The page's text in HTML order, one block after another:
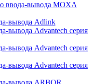
ввода-вывода MOXA
вывода Adlink
вывода Advantech серия
вывода Advantech серия
вывода Advantech серия
вывода ARBOR